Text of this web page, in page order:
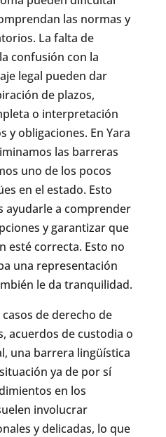
las normas y
La falta de
confusión con la
legal pueden dar
de plazos,
o interpretación
y obligaciones. En Yara
las barreras
uno de los pocos
en el estado. Esto
ayudarle a comprender
y garantizar que
esté correcta. Esto no
una representación
le da tranquilidad.
de derecho de
acuerdos de custodia o
una barrera lingüística
ya de por sí
en los
involucrar
y delicadas, lo que